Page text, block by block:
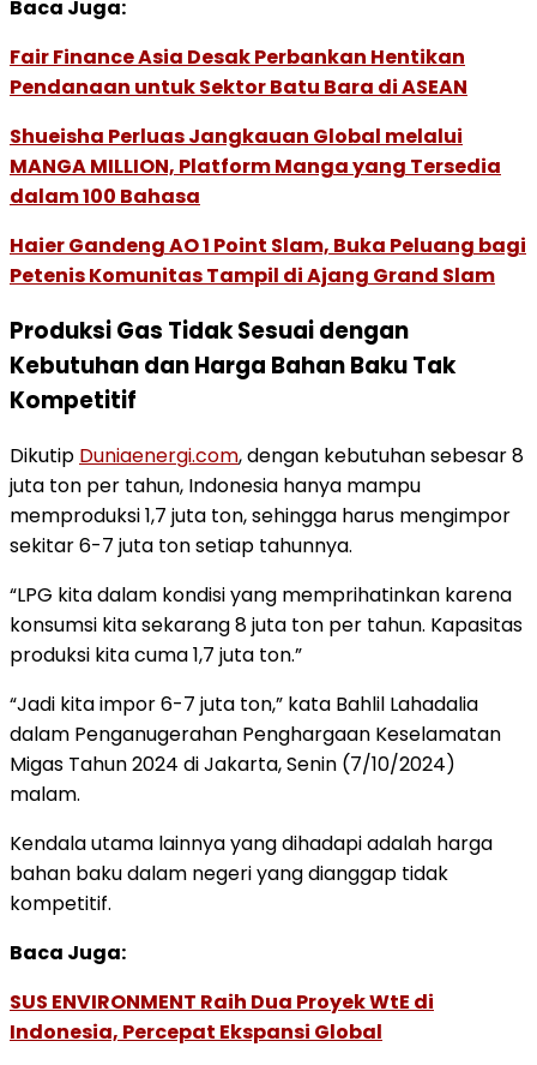
Baca Juga:
Fair Finance Asia Desak Perbankan Hentikan
Pendanaan untuk Sektor Batu Bara di ASEAN
Shueisha Perluas Jangkauan Global melalui
MANGA MILLION, Platform Manga yang Tersedia
dalam 100 Bahasa
Haier Gandeng AO 1 Point Slam, Buka Peluang bagi
Petenis Komunitas Tampil di Ajang Grand Slam
Produksi Gas Tidak Sesuai dengan
Kebutuhan dan Harga Bahan Baku Tak
Kompetitif
Dikutip Duniaenergi.com, dengan kebutuhan sebesar 8
juta ton per tahun, Indonesia hanya mampu
memproduksi 1,7 juta ton, sehingga harus mengimpor
sekitar 6-7 juta ton setiap tahunnya.
“LPG kita dalam kondisi yang memprihatinkan karena
konsumsi kita sekarang 8 juta ton per tahun. Kapasitas
produksi kita cuma 1,7 juta ton.”
“Jadi kita impor 6-7 juta ton,” kata Bahlil Lahadalia
dalam Penganugerahan Penghargaan Keselamatan
Migas Tahun 2024 di Jakarta, Senin (7/10/2024)
malam.
Kendala utama lainnya yang dihadapi adalah harga
bahan baku dalam negeri yang dianggap tidak
kompetitif.
Baca Juga:
SUS ENVIRONMENT Raih Dua Proyek WtE di
Indonesia, Percepat Ekspansi Global